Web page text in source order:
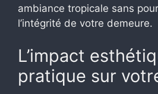
ambiance tropicale sans
l’intégrité de votre demeure.
L’impact
pratique sur